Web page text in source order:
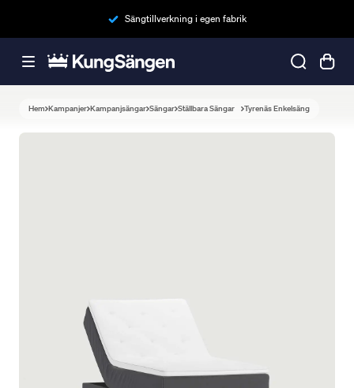
Sängtillverkning i egen fabrik
Hem Kampanjer Kampanjsängar Sängar Ställbara Sängar Tyrenäs Enkelsäng